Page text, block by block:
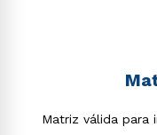
Matriz válida para